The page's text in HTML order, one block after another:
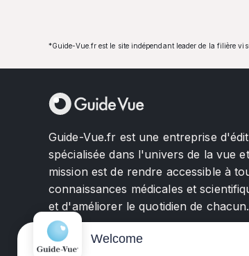
*Guide-Vue.fr est le site indépendant leader de la filière
Guide-Vue.fr est une entreprise
spécialisée dans l'univers de la vue
mission est de rendre accessible à
connaissances médicales et
et d'améliorer le quotidien de chacun.
Welcome